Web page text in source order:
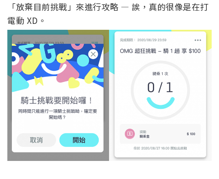
「放棄目前挑戰」來進行攻略 — 誒，真的很像是在打
電動 XD。